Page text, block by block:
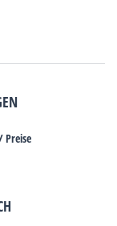
Preise